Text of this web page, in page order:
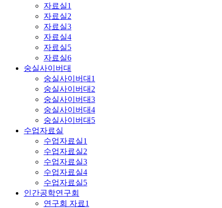
자료실1
자료실2
자료실3
자료실4
자료실5
자료실6
숭실사이버대
숭실사이버대1
숭실사이버대2
숭실사이버대3
숭실사이버대4
숭실사이버대5
수업자료실
수업자료실1
수업자료실2
수업자료실3
수업자료실4
수업자료실5
인간공학연구회
연구회 자료1